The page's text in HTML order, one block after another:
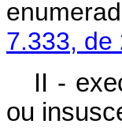
7.333, de
II -
ou